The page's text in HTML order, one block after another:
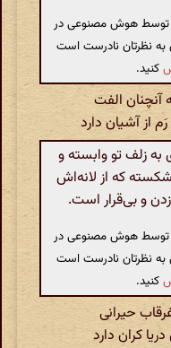
توسط هوش مصنوعی در
به نظرتان نادرست است
کنید.
آنچنان الفت
از آشیان دارد
زلف تو وابسته و
که از لانه‌اش
و بی‌قرار است.
توسط هوش مصنوعی در
به نظرتان نادرست است
کنید.
حیرانی
کران دارد